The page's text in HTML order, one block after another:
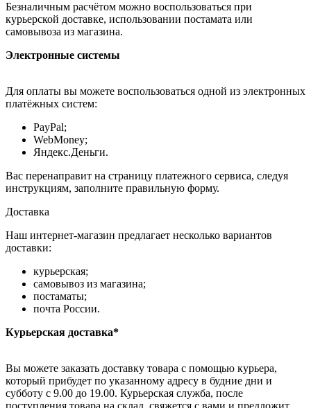
Безналичным расчётом можно воспользоваться при
курьерской доставке, использовании постамата или
самовывоза из магазина.
Электронные системы
Для оплаты вы можете воспользоваться одной из электронных
платёжных систем:
PayPal;
WebMoney;
Яндекс.Деньги.
Вас перенаправит на страницу платежного сервиса, следуя
инструкциям, заполните правильную форму.
Доставка
Наш интернет-магазин предлагает несколько вариантов
доставки:
курьерская;
самовывоз из магазина;
постаматы;
почта России.
Курьерская доставка*
Вы можете заказать доставку товара с помощью курьера,
который прибудет по указанному адресу в будние дни и
субботу с 9.00 до 19.00. Курьерская служба, после